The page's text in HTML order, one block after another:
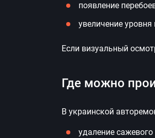
появление
увеличение
Если визуальный
Где можно
В украинской
удаление